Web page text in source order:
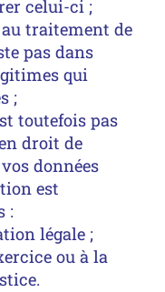
celui-ci ;
au traitement de
pas dans
qui
;
toutefois pas
droit de
données
est
:
légale ;
ou à la